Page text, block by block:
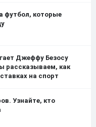
футбол, которые
Джеффу Безосу
рассказываем, как
на спорт
Узнайте, кто